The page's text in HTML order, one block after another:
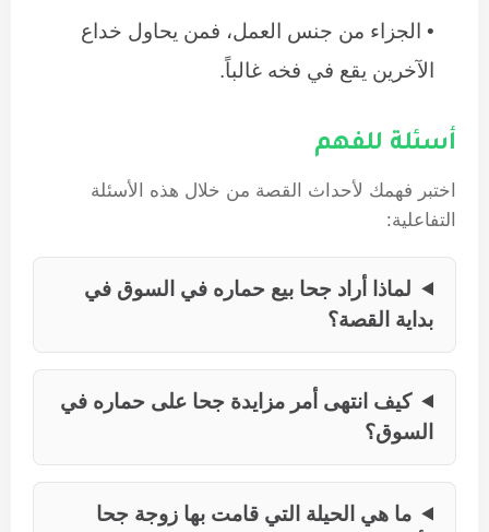
الجزاء من جنس العمل، فمن يحاول خداع
الآخرين يقع في فخه غالباً.
أسئلة للفهم
اختبر فهمك لأحداث القصة من خلال هذه الأسئلة
التفاعلية:
لماذا أراد جحا بيع حماره في السوق في
بداية القصة؟
كيف انتهى أمر مزايدة جحا على حماره في
السوق؟
ما هي الحيلة التي قامت بها زوجة جحا